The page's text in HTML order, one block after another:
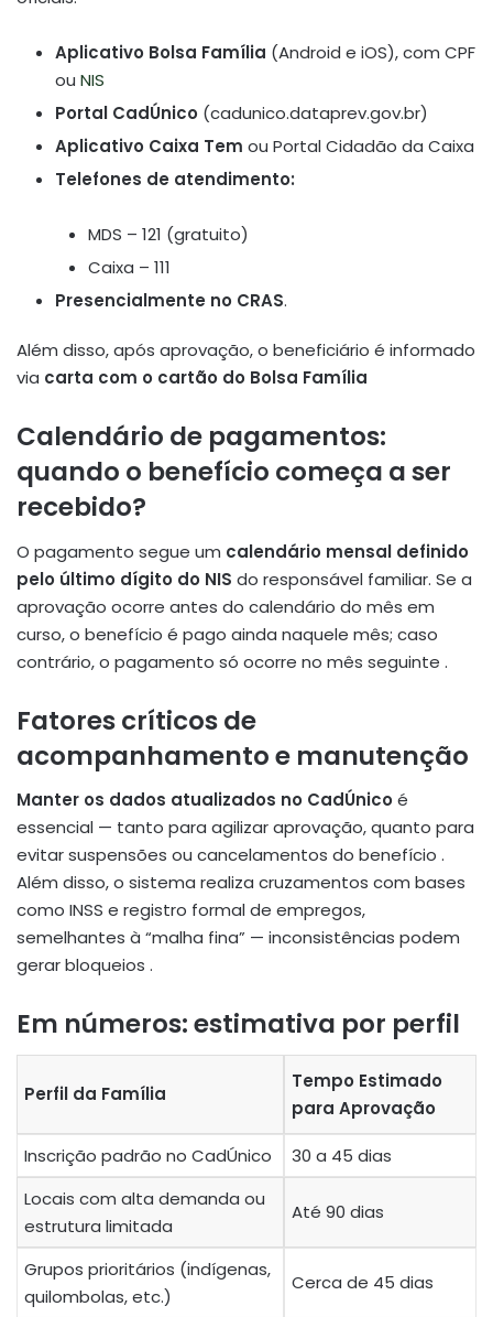
Aplicativo Bolsa Família (Android e iOS), com CPF
ou NIS
Portal CadÚnico (cadunico.dataprev.gov.br)
Aplicativo Caixa Tem ou Portal Cidadão da Caixa
Telefones de atendimento:
MDS – 121 (gratuito)
Caixa – 111
Presencialmente no CRAS.
Além disso, após aprovação, o beneficiário é informado
via carta com o cartão do Bolsa Família
Calendário de pagamentos:
quando o benefício começa a ser
recebido?
O pagamento segue um calendário mensal definido
pelo último dígito do NIS do responsável familiar. Se a
aprovação ocorre antes do calendário do mês em
curso, o benefício é pago ainda naquele mês; caso
contrário, o pagamento só ocorre no mês seguinte .
Fatores críticos de
acompanhamento e manutenção
Manter os dados atualizados no CadÚnico é
essencial — tanto para agilizar aprovação, quanto para
evitar suspensões ou cancelamentos do benefício .
Além disso, o sistema realiza cruzamentos com bases
como INSS e registro formal de empregos,
semelhantes à “malha fina” — inconsistências podem
gerar bloqueios .
Em números: estimativa por perfil
Perfil da Família
Tempo Estimado
para Aprovação
Inscrição padrão no CadÚnico
30 a 45 dias
Locais com alta demanda ou
estrutura limitada
Até 90 dias
Grupos prioritários (indígenas,
quilombolas, etc.)
Cerca de 45 dias